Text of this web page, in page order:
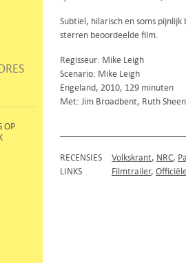
OP
Subtiel, hilarisch en soms
sterren beoordeelde film.
Regisseur: Mike Leigh
Scenario: Mike Leigh
Engeland, 2010, 129 minuten
Met: Jim Broadbent, Ruth
RECENSIES Volkskrant NRC
LINKS
Filmtrailer